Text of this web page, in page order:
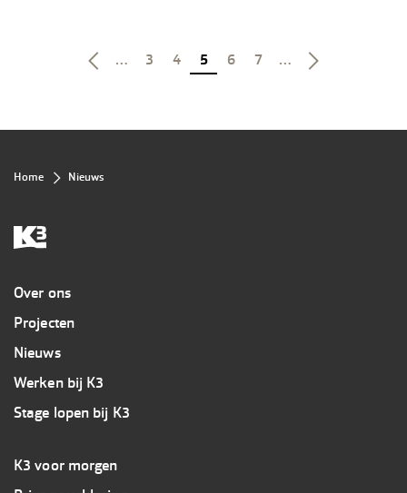
Vorige
pagina
… Pagina
3 Pagina
4
Huidige
pagina
5 Pagina
6 Pagina
7 …
Volgende
pagina
Kruimelpad
Home Nieuws
Overig
Over ons
Projecten
Nieuws
Werken bij K3
Stage lopen bij K3
Footer
K3 voor morgen